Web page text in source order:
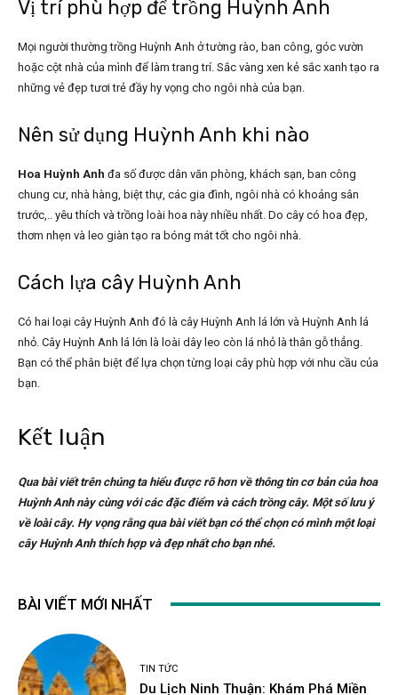
Vị trí phù hợp để trồng Huỳnh Anh
Mọi người thường trồng Huỳnh Anh ở tường rào, ban công, góc vườn
hoặc cột nhà của mình để làm trang trí. Sắc vàng xen kẻ sắc xanh tạo ra
những vẻ đẹp tươi trẻ đầy hy vọng cho ngôi nhà của bạn.
Nên sử dụng Huỳnh Anh khi nào
Hoa Huỳnh Anh đa số được dân văn phòng, khách sạn, ban công
chung cư, nhà hàng, biệt thự, các gia đình, ngôi nhà có khoảng sân
trước,.. yêu thích và trồng loài hoa này nhiều nhất. Do cây có hoa đẹp,
thơm nhẹn và leo giàn tạo ra bóng mát tốt cho ngôi nhà.
Cách lựa cây Huỳnh Anh
Có hai loại cây Huỳnh Anh đó là cây Huỳnh Anh lá lớn và Huỳnh Anh lá
nhỏ. Cây Huỳnh Anh lá lớn là loài dây leo còn lá nhỏ là thân gỗ thẳng.
Bạn có thể phân biệt để lựa chọn từng loại cây phù hợp với nhu cầu của
bạn.
Kết luận
Qua bài viết trên chúng ta hiểu được rõ hơn về thông tin cơ bản của hoa
Huỳnh Anh này cùng với các đặc điểm và cách trồng cây. Một số lưu ý
về loài cây. Hy vọng rằng qua bài viết bạn có thể chọn có mình một loại
cây Huỳnh Anh thích hợp và đẹp nhất cho bạn nhé.
BÀI VIẾT MỚI NHẤT
TIN TỨC
Du Lịch Ninh Thuận: Khám Phá Miền